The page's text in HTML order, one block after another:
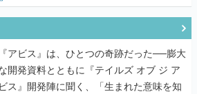
『アビス』は、ひとつの奇跡だった──膨大
開発資料とともに『テイルズ オブ ジ ア
ビス』開発陣に聞く、「生まれた意味を知